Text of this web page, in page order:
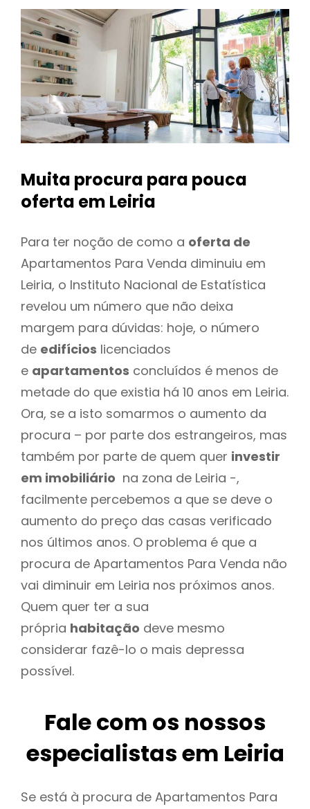
Muita procura para pouca
oferta em Leiria
Para ter noção de como a oferta de
Apartamentos Para Venda diminuiu em
Leiria, o Instituto Nacional de Estatística
revelou um número que não deixa
margem para dúvidas: hoje, o número
de edifícios licenciados
e apartamentos concluídos é menos de
metade do que existia há 10 anos em Leiria.
Ora, se a isto somarmos o aumento da
procura – por parte dos estrangeiros, mas
também por parte de quem quer investir
em imobiliário na zona de Leiria -,
facilmente percebemos a que se deve o
aumento do preço das casas verificado
nos últimos anos. O problema é que a
procura de Apartamentos Para Venda não
vai diminuir em Leiria nos próximos anos.
Quem quer ter a sua
própria habitação deve mesmo
considerar fazê-lo o mais depressa
possível.
Fale com os nossos
especialistas em Leiria
Se está à procura de Apartamentos Para